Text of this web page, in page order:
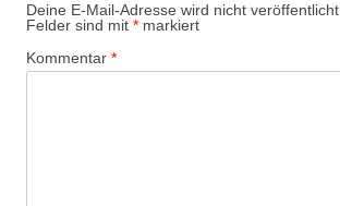
Deine E-Mail-Adresse wird nicht veröffentlicht.
Felder sind mit * markiert
Kommentar *